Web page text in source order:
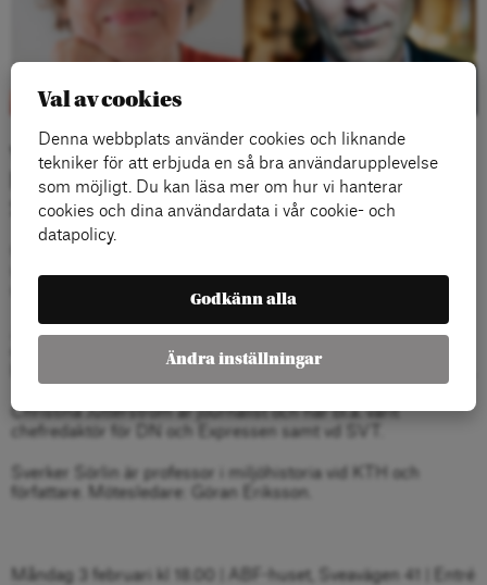
Välkommen till ett samtal om
bildningens möjligheter och innehåll i
2020-talets Sverige.
Jutterströms bok heter ”Kvinnorna runt sjön Björken – och
deras längtan efter bildning” och Sörlins bok heter ”Till
bildningens försvar – den svåra konsten att veta tillsammans”.
Christina Jutterström är journalist och har bl.a. varit
chefredaktör för DN och Expressen samt vd SVT.
Sverker Sörlin är professor i miljöhistoria vid KTH och
författare. Mötesledare: Göran Eriksson.
Måndag 3 februari kl 18.00 | ABF-huset, Sveavägen 41 | Entré
Val av cookies
Denna webbplats använder cookies och liknande
tekniker för att erbjuda en så bra användarupplevelse
som möjligt. Du kan läsa mer om hur vi hanterar
cookies och dina användardata i vår cookie- och
datapolicy.
Godkänn alla
Ändra inställningar